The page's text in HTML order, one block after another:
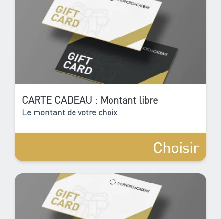
CARTE CADEAU : Montant libre
Le montant de votre choix
Choisir